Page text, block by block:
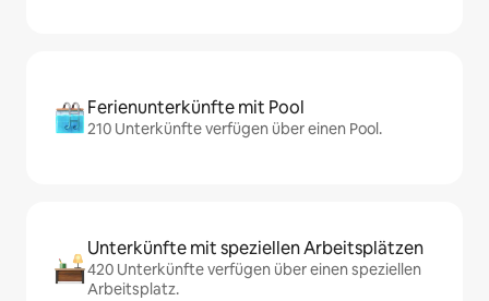
Ferienunterkünfte mit Pool
210 Unterkünfte verfügen über einen Pool.
Unterkünfte mit speziellen Arbeitsplätzen
420 Unterkünfte verfügen über einen speziellen
Arbeitsplatz.